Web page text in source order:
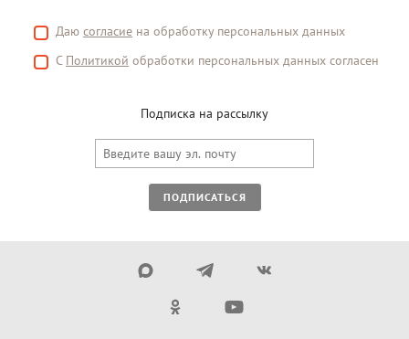
Даю согласие на обработку персональных данных
С Политикой обработки персональных данных согласен
Подписка на рассылку
ПОДПИСАТЬСЯ